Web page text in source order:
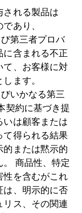
される製品は
あり、
第三者プロバ
に含まれる不正
て、お客様に対
ます。
いかなる第三
契約に基づき提
いは顧客または
て得られる結果
的または黙示的
商品性、特定
性を含むがこれ
は、明示的に否
リス、その関連